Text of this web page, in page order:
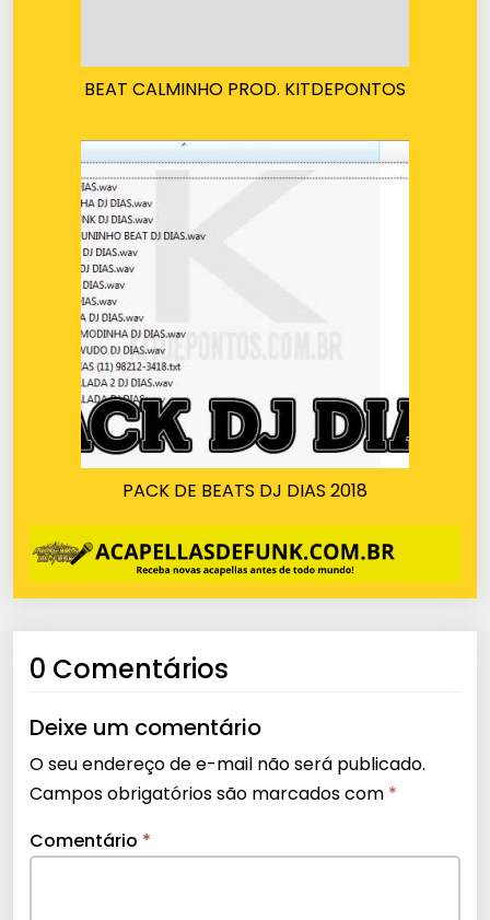
BEAT CALMINHO PROD. KITDEPONTOS
PACK DE BEATS DJ DIAS 2018
0 Comentários
Deixe um comentário
O seu endereço de e-mail não será publicado.
Campos obrigatórios são marcados com *
Comentário *